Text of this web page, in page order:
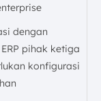
dengan
pihak ketiga
konfigurasi